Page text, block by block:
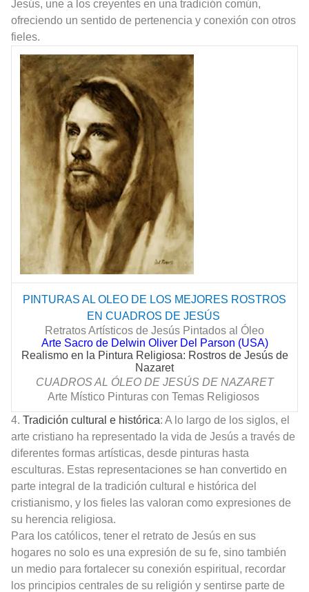
Jesús, une a los creyentes en una tradición común,
ofreciendo un sentido de pertenencia y conexión con otros
fieles.
PINTURAS AL OLEO DE LOS MEJORES ROSTROS
EN CUADROS DE JESÚS
Retratos Artísticos de Jesús Pintados al Óleo
Arte Sacro de Delwin Oliver Del Parson (USA)
Realismo en la Pintura Religiosa: Rostros de Jesús de
Nazaret
CUADROS AL ÓLEO DE JESÚSDE NAZARET
Arte Místico Pinturas con Temas Religiosos
4. Tradición cultural e histórica: A lo largo de los siglos, el
arte cristiano ha representado la vida de Jesús a través de
diferentes formas artísticas, desde pinturas hasta
esculturas. Estas representaciones se han convertido en
parte integral de la tradición cultural e histórica del
cristianismo, y los fieles las valoran como expresiones de
su herencia religiosa.
Para los católicos, tener el retrato de Jesús en sus
hogares no solo es una expresión de su fe, sino también
un medio para fortalecer su conexión espiritual, recordar
los principios centrales de su religión y sentirse parte de